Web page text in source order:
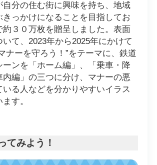
自分の住む街に興味を持ち、地域
きっかけになることを目指してお
約３０万枚を贈呈しました。表面
て、2023年から2025年にかけて
ナーを守ろう！”をテーマに、鉄道
ーンを「ホーム編」、「乗車・降
内編」の三つに分け、マナーの悪
いる人などを分かりやすいイラス
す。
てみよう！